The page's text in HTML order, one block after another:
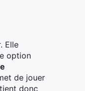
Elle
option
de jouer
donc